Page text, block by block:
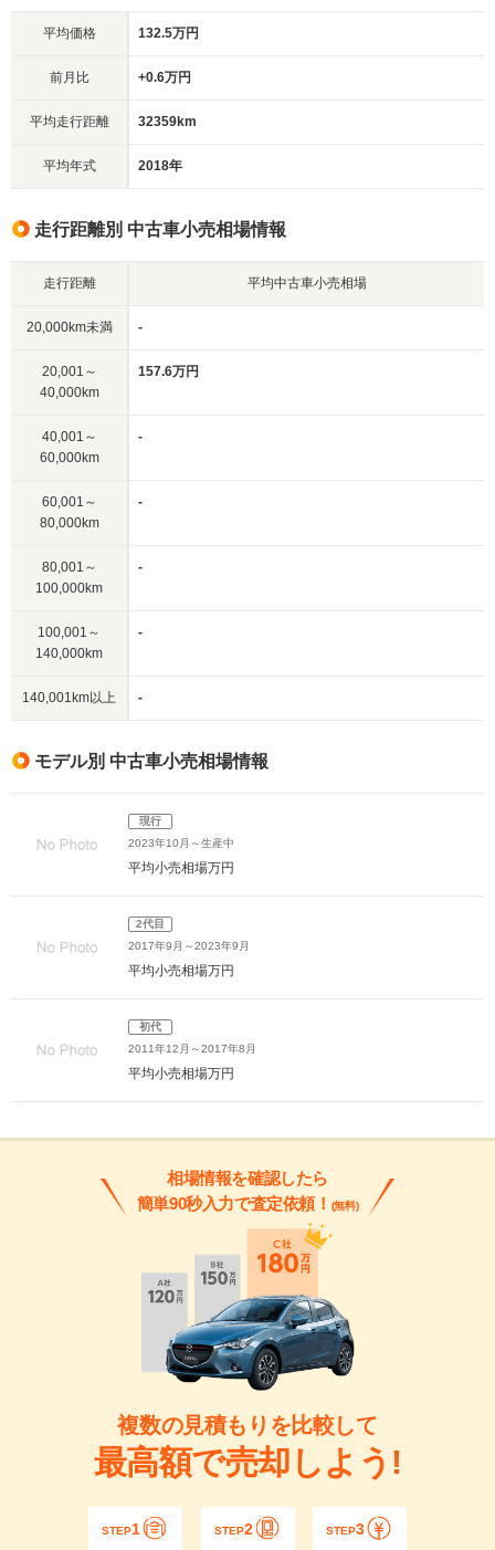
平均価格 132.5万円
前月比 +0.6万円
平均走行距離 32359km
平均年式 2018年
走行距離別 中古車小売相場情報
走行距離 平均中古車小売相場
20,000km未満 -
20,001～
40,000km
157.6万円
40,001～
60,000km
-
60,001～
80,000km
-
80,001～
100,000km
-
100,001～
140,000km
-
140,001km以上 -
モデル別 中古車小売相場情報
現行
2023年10月～生産中
平均小売相場万円
2代目
2017年9月～2023年9月
平均小売相場万円
初代
2011年12月～2017年8月
平均小売相場万円
相場情報を確認したら
簡単90秒入力で査定依頼！ (無料)
複数の見積もりを比較して
最高額で売却しよう!
STEP1 STEP2 STEP3